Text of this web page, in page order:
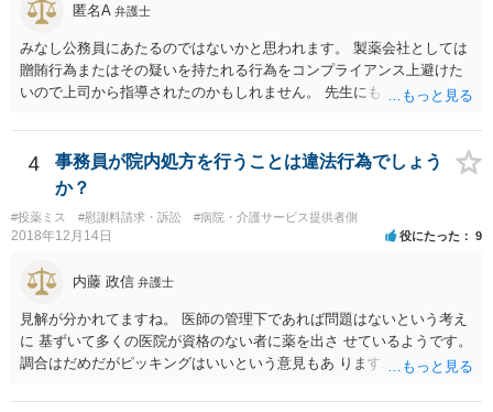
匿名A 弁護士
みなし公務員にあたるのではないかと思われます。 製薬会社としては
贈賄行為またはその疑いを持たれる行為をコンプライアンス上避けた
いので上司から指導されたのかもしれません。 先生にも万一迷惑をか
4
事務員が院内処方を行うことは違法行為でしょう
か？
#投薬ミス #慰謝料請求・訴訟 #病院・介護サービス提供者側
2018年12月14日 役にたった 9
内藤 政信 弁護士
見解が分かれてますね。 医師の管理下であれば問題はないという考え
に 基ずいて多くの医院が資格のない者に薬を出さ せているようです。
調合はだめだがピッキングはいいという意見もあ りますね。 また患者
いますね。 院外とではかなり金額が低くなるようです。 したがって、